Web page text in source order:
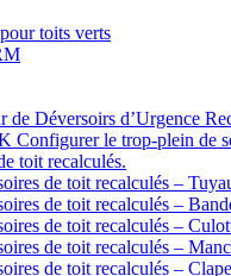
toits verts
de Déversoirs d’Urgence
Configurer le trop-plein de
toit recalculés.
de toit recalculés –
de toit recalculés –
de toit recalculés –
de toit recalculés –
de toit recalculés –